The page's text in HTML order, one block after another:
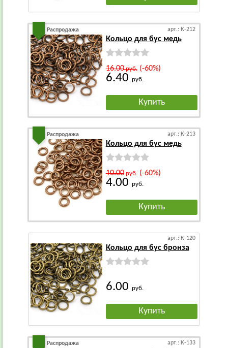
Распродажа арт.: К-212
Кольцо для бус медь
16.00руб.(-60%)
6.40 руб.
Купить
Распродажа арт.: К-213
Кольцо для бус медь
10.00руб.(-60%)
4.00 руб.
Купить
арт.: К-120
Кольцо для бус бронза
6.00 руб.
Купить
Распродажа арт.: К-133